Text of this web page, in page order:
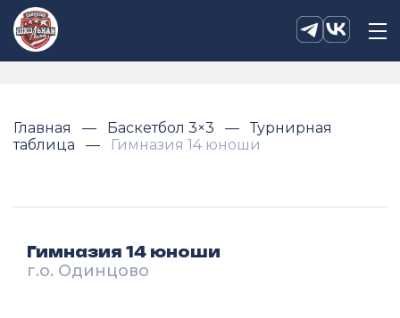
Главная Баскетбол 3×3
Турнирная
таблица
Гимназия 14 юноши
Гимназия 14 юноши
г.о. Одинцово